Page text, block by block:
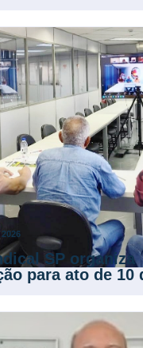
SP organiza
para ato de 10